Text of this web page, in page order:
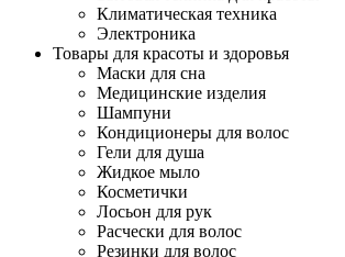
Климатическая техника
Электроника
Товары для красоты и здоровья
Маски для сна
Медицинские изделия
Шампуни
Кондиционеры для волос
Гели для душа
Жидкое мыло
Косметички
Лосьон для рук
Расчески для волос
Резинки для волос